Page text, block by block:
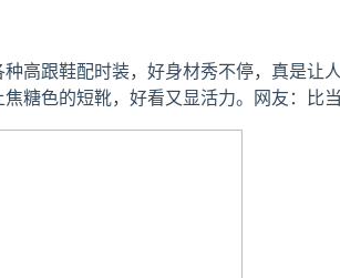
高跟鞋配时装，好身材秀不停，真是让
糖色的短靴，好看又显活力。网友：比